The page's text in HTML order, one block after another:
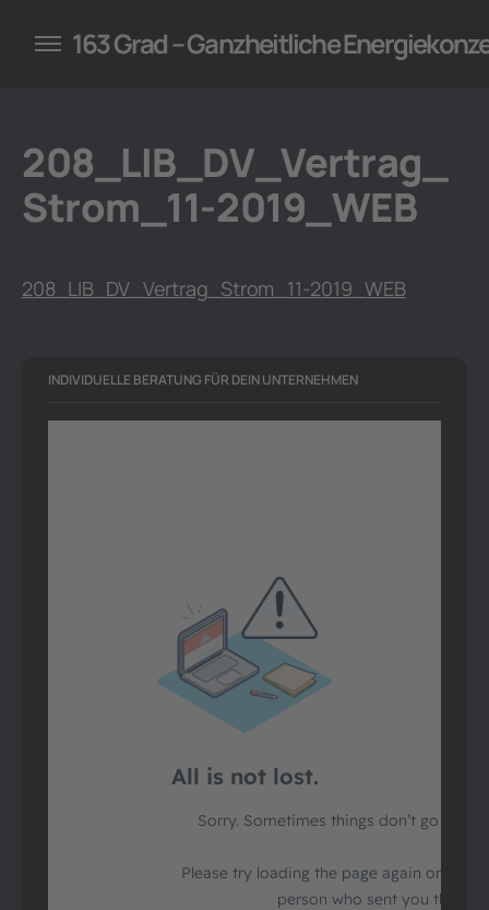
für Unternehmen
163 Grad – Ganzheitliche
208_LIB_DV_Vertrag_
Strom_11-2019_WEB
208_LIB_DV_Vertrag_Strom_11-2019_WEB
INDIVIDUELLE BERATUNG FÜR DEIN UNTERNEHMEN